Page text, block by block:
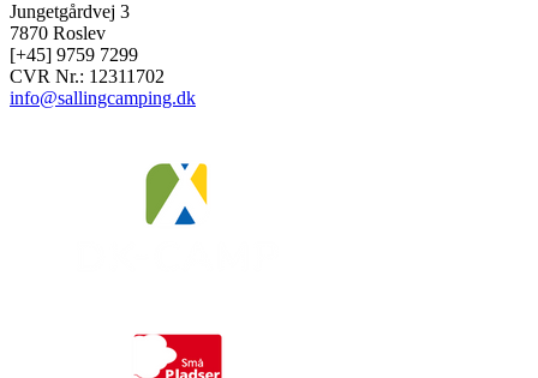
Jungetgårdvej 3
7870 Roslev
[+45] 9759 7299
CVR Nr.: 12311702
info@sallingcamping.dk